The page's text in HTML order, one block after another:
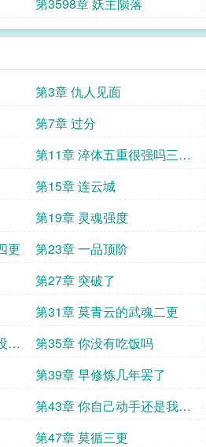
第3章 仇人见面
第7章 过分
第11章 淬体五重很强吗三更
了
第15章 连云城
第19章 灵魂强度
更 第23章 一品顶阶
第27章 突破了
第31章 莫青云的武魂二更
有
第35章 你没有吃饭吗
第39章 早修炼几年罢了
第43章 你自己动手还是我来
三更
第47章 莫循三更